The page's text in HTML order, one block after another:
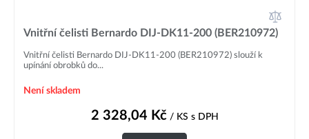
Vnitřní čelisti Bernardo DIJ-DK11-200 (BER210972)
Vnitřní čelisti Bernardo DIJ-DK11-200 (BER210972) slouží k
upínání obrobků do...
Není skladem
2 328,04 Kč/ KS s DPH